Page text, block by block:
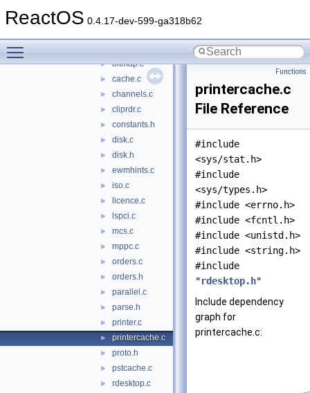
ReactOS 0.4.17-dev-599-ga318b62
▼ rdesktop
► bitmap.c
► cache.c
► channels.c
► cliprdr.c
► constants.h
► disk.c
► disk.h
► ewmhints.c
► iso.c
► licence.c
► lspci.c
► mcs.c
► mppc.c
► orders.c
► orders.h
► parallel.c
► parse.h
► printer.c
► printercache.c
► proto.h
► pstcache.c
► rdesktop.c
Functions
printercache.c
File Reference
#include
<sys/stat.h>
#include
<sys/types.h>
#include <errno.h>
#include <fcntl.h>
#include <unistd.h>
#include <string.h>
#include
"rdesktop.h"
Include dependency
graph for
printercache.c: